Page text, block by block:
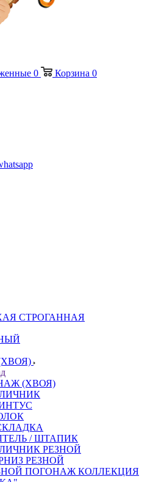
0 Корзина 0
СТРОГАННАЯ
(ХВОЯ)
/ ШТАПИК
РЕЗНОЙ
РЕЗНОЙ
ПОГОНАЖ КОЛЛЕКЦИЯ